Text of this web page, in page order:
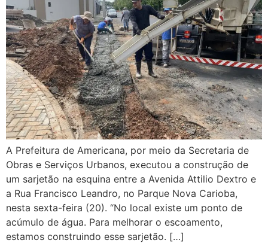
A Prefeitura de Americana, por meio da Secretaria de
Obras e Serviços Urbanos, executou a construção de
um sarjetão na esquina entre a Avenida Attilio Dextro e
a Rua Francisco Leandro, no Parque Nova Carioba,
nesta sexta-feira (20). “No local existe um ponto de
acúmulo de água. Para melhorar o escoamento,
estamos construindo esse sarjetão. […]